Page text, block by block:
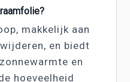
makkelijk aan
en biedt
en
hoeveelheid